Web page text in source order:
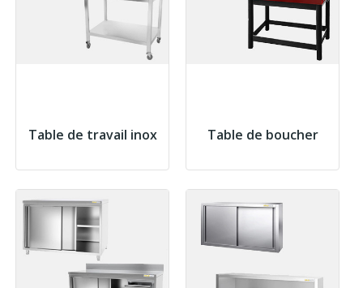
Table de travail inox Table de boucher